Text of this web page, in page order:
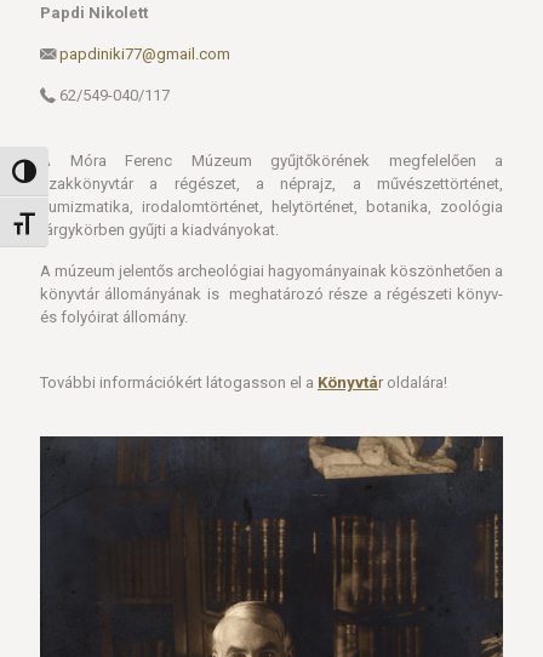
Nagy kontraszt váltása
Betűméret váltása
Papdi Nikolett
papdiniki77@gmail.com
62/549-040/117
A Móra Ferenc Múzeum gyűjtőkörének megfelelően a
szakkönyvtár a régészet, a néprajz, a művészettörténet,
numizmatika, irodalomtörténet, helytörténet, botanika, zoológia
tárgykörben gyűjti a kiadványokat.
A múzeum jelentős archeológiai hagyományainak köszönhetően a
könyvtár állományának is meghatározó része a régészeti könyv-
és folyóirat állomány.
További információkért látogasson el a Könyvtároldalára!